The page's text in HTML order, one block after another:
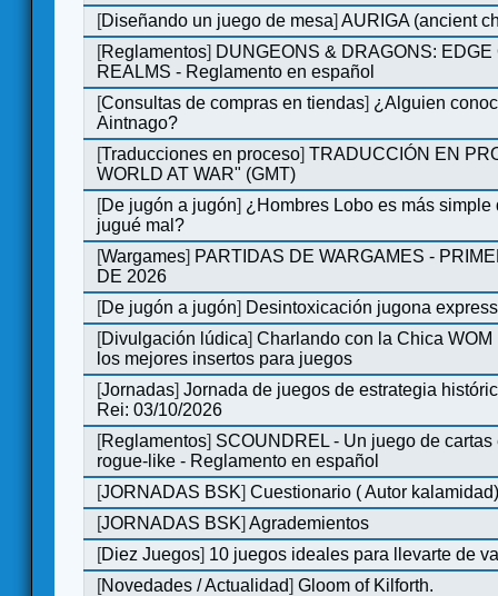
[Diseñando un juego de mesa]AURIGA (ancient
[Reglamentos] DUNGEONS & DRAGONS: EDGE
REALMS - Reglamento en español
[Consultas de compras en tiendas] ¿Alguien
Aintnago?
[Traducciones en proceso]TRADUCCIÓN EN
WORLD AT WAR" (GMT)
[De jugón a jugón] ¿Hombres Lobo es más simple
jugué mal?
[Wargames] PARTIDAS DE WARGAMES -
DE 2026
[De jugón a jugón] Desintoxicación jugona express
[Divulgación lúdica]Charlando con la Chica WOM
los mejores insertos para juegos
[Jornadas]Jornada de juegos de estrategia
Rei: 03/10/2026
[Reglamentos] SCOUNDREL - Un juego de cartas
rogue-like - Reglamento en español
[JORNADAS BSK]Cuestionario ( Autor
[JORNADAS BSK]Agrademientos
[Diez Juegos] 10 juegos ideales para llevarte de
[Novedades / Actualidad]Gloom of Kilforth.